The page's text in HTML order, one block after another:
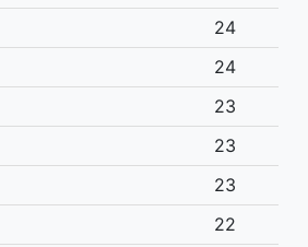
24
24
23
23
23
22